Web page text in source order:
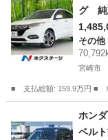
グ 純
シス
コ ス
ＴＣ
その他
宮崎市
■ 支払総額: 159.9万円 ■
その他
ホン
ベル